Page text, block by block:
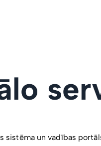
sistēma un vadības